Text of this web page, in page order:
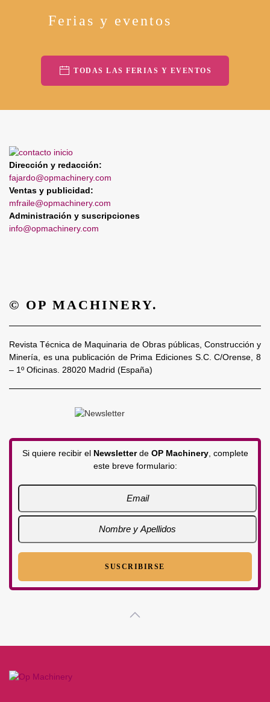
Ferias y eventos
TODAS LAS FERIAS Y EVENTOS
Dirección y redacción:
fajardo@opmachinery.com
Ventas y publicidad:
mfraile@opmachinery.com
Administración y suscripciones
info@opmachinery.com
© OP MACHINERY.
Revista Técnica de Maquinaria de Obras públicas, Construcción y
Minería, es una publicación de Prima Ediciones S.C. C/Orense, 8
– 1º Oficinas. 28020 Madrid (España)
Si quiere recibir el Newsletterde OP Machinery, complete
este breve formulario: